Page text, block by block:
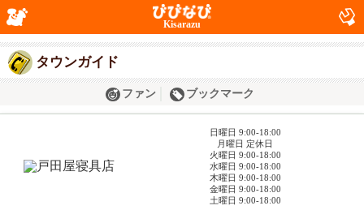
Kisarazu
タウンガイド
ファン ブックマーク
日曜日 9:00-18:00
月曜日 定休日
火曜日 9:00-18:00
水曜日 9:00-18:00
木曜日 9:00-18:00
金曜日 9:00-18:00
土曜日 9:00-18:00